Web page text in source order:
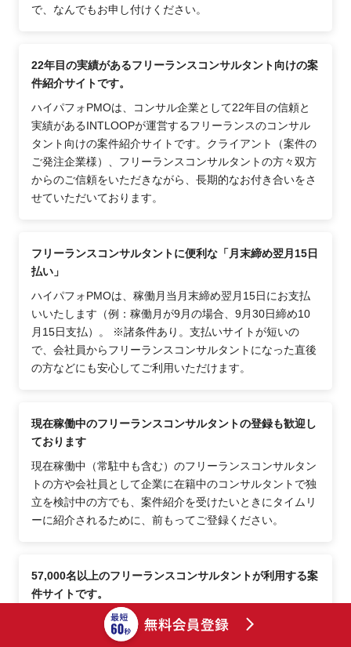
で、なんでもお申し付けください。
22年目の実績があるフリーランスコンサルタント向けの案
件紹介サイトです。
ハイパフォPMOは、コンサル企業として22年目の信頼と
実績があるINTLOOPが運営するフリーランスのコンサル
タント向けの案件紹介サイトです。クライアント（案件の
ご発注企業様）、フリーランスコンサルタントの方々双方
からのご信頼をいただきながら、長期的なお付き合いをさ
せていただいております。
フリーランスコンサルタントに便利な「月末締め翌月15日
払い」
ハイパフォPMOは、稼働月当月末締め翌月15日にお支払
いいたします（例：稼働月が9月の場合、9月30日締め10
月15日支払）。 ※諸条件あり。支払いサイトが短いの
で、会社員からフリーランスコンサルタントになった直後
の方などにも安心してご利用いただけます。
現在稼働中のフリーランスコンサルタントの登録も歓迎し
ております
現在稼働中（常駐中も含む）のフリーランスコンサルタン
トの方や会社員として企業に在籍中のコンサルタントで独
立を検討中の方でも、案件紹介を受けたいときにタイムリ
ーに紹介されるために、前もってご登録ください。
57,000名以上のフリーランスコンサルタントが利用する案
件サイトです。
ハイパフォPMOは、30代、40代の若手のフリーランスコ
ンサルタントの方々を中心として57,000名以上にご登録い